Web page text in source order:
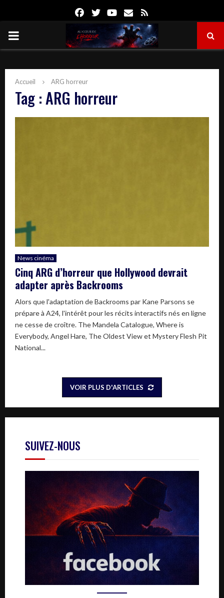
FacebookTwitterYoutube
Email
PRIMARY
Accueil ARG horreur
Tag : ARG horreur
News cinéma
Cinq ARG d’horreur que Hollywood devrait
adapter après Backrooms
Alors que l'adaptation de Backrooms par Kane Parsons se
prépare à A24, l'intérêt pour les récits interactifs nés en ligne
ne cesse de croître. The Mandela Catalogue, Where is
Everybody, Angel Hare, The Oldest View et Mystery Flesh Pit
National...
VOIR PLUS D'ARTICLES
SUIVEZ-NOUS